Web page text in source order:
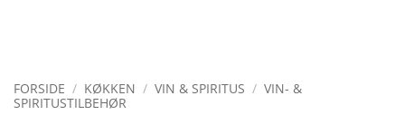
FORSIDE / KØKKEN / VIN & SPIRITUS / VIN- &
SPIRITUSTILBEHØR